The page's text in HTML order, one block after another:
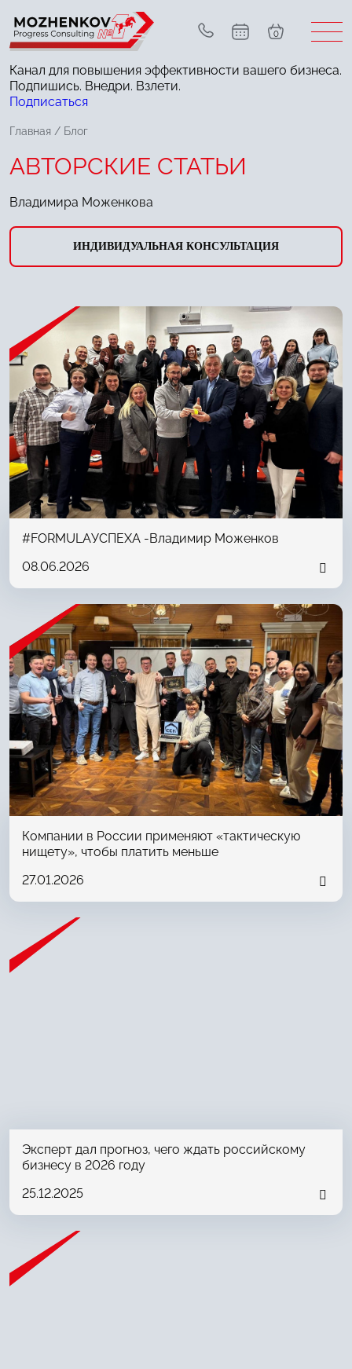
0
Канал для повышения эффективности вашего бизнеса.
Подпишись. Внедри. Взлети.
Подписаться
Главная / Блог
АВТОРСКИЕ СТАТЬИ
Владимира Моженкова
ИНДИВИДУАЛЬНАЯ КОНСУЛЬТАЦИЯ
#FORMULAУСПЕХА -Владимир Моженков
08.06.2026
Компании в России применяют «тактическую
нищету», чтобы платить меньше
27.01.2026
Эксперт дал прогноз, чего ждать российскому
бизнесу в 2026 году
25.12.2025